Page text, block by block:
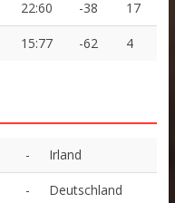
22:60 -38 17
15:77 -62 4
- Irland
- Deutschland